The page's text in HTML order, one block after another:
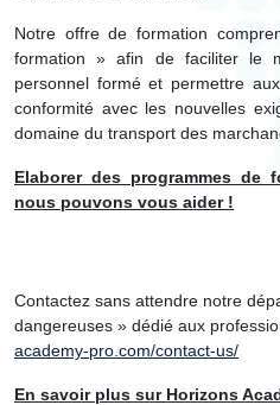
Notre offre de formation
formation » afin de faciliter le
personnel formé et permettre
conformité avec les nouvelles
domaine du transport des
Elaborer des programmes de
nous pouvons vous aider !
Contactez sans attendre notre
dangereuses » dédié aux
academy-pro.com/contact-us/
En savoir plus sur Horizons